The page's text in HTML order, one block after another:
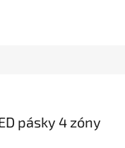
pásky 4 zóny